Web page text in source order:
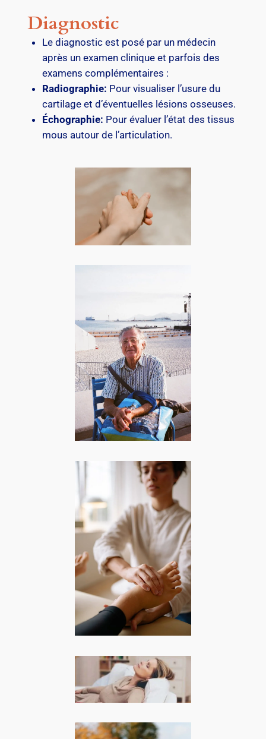
Diagnostic
Le diagnostic est posé par un médecin
après un examen clinique et parfois des
examens complémentaires :
Radiographie: Pour visualiser l’usure du
cartilage et d’éventuelles lésions osseuses.
Échographie: Pour évaluer l’état des tissus
mous autour de l’articulation.